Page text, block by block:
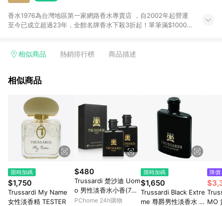
香水1976為台灣地區第一家網路香水專賣店 ，自2002年起營運
至今已成立超過23年，全館名牌香水下殺3折起！單筆滿$1000元
免費提供精緻的禮品包裝以及卡片代印服務，透過專業的採購能
相似商品 熱銷排行榜 商品描述
相似商品
限時加碼
$1,750
Trussardi My Name
女性淡香精 TESTER
$480
Trussardi 楚沙迪 Uom
o 男性淡香水小香(7ml)
X2入
PChome 24h購物
限時加碼
$1,650
Trussardi Black Extre
me 尊爵男性淡香水 TE
降價
MO